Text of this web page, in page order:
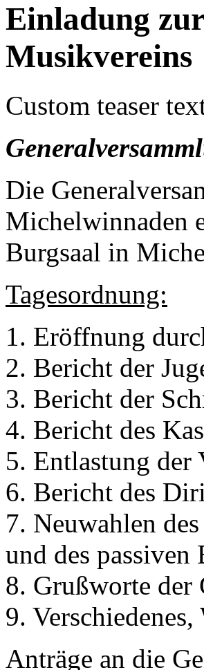
Einladung
Musikvereins
Custom teaser
Die
Michelwinnaden
Burgsaal in
Tagesordnung:
1. Eröffnung
2. Bericht der
3. Bericht der
4. Bericht des
5. Entlastung der
6. Bericht des
7. Neuwahlen
und des passiven
8. Grußworte der
9.
Anträge an die